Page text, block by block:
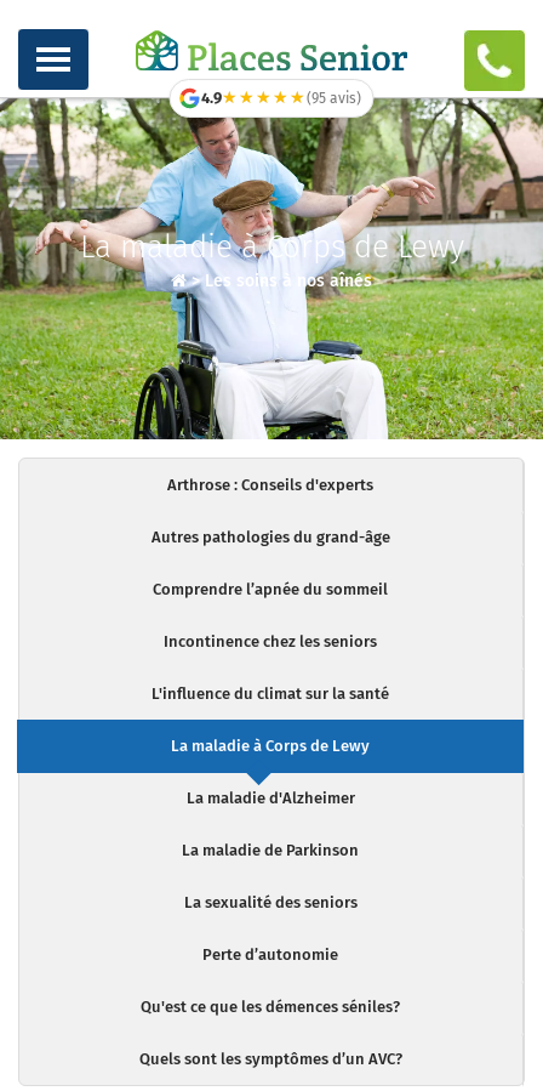
4.9★★★★★
★★★★★(95 avis)
La maladie à Corps de Lewy
>Les soins à nos aînés
Arthrose : Conseils d'experts
Autres pathologies du grand-âge
Comprendre l’apnée du sommeil
Incontinence chez les seniors
L'influence du climat sur la santé
La maladie à Corps de Lewy
La maladie d'Alzheimer
La maladie de Parkinson
La sexualité des seniors
Perte d’autonomie
Qu'est ce que les démences séniles?
Quels sont les symptômes d’un AVC?